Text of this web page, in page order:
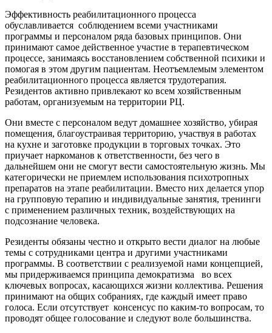
Эффективность реабилитационного процесса
обуславливается соблюдением всеми участниками
программы и персоналом ряда базовых принципов. Они
принимают самое действенное участие в терапевтическом
процессе, занимаясь восстановлением собственной психики и
помогая в этом другим пациентам. Неотъемлемым элементом
реабилитационного процесса является трудотерапия.
Резидентов активно привлекают ко всем хозяйственным
работам, организуемым на территории РЦ.
Они вместе с персоналом ведут домашнее хозяйство, убирая
помещения, благоустраивая территорию, участвуя в работах
на кухне и заготовке продукции в торговых точках. Это
приучает наркоманов к ответственности, без чего в
дальнейшем они не смогут вести самостоятельную жизнь. Мы
категорически не приемлем использования психотропных
препаратов на этапе реабилитации. Вместо них делается упор
на групповую терапию и индивидуальные занятия, тренинги
с применением различных техник, воздействующих на
подсознание человека.
Резиденты обязаны честно и открыто вести диалог на любые
темы с сотрудниками центра и другими участниками
программы. В соответствии с реализуемой нами концепцией,
мы придерживаемся принципа демократизма
во всех
ключевых вопросах, касающихся жизни коллектива. Решения
принимают на общих собраниях, где каждый имеет право
голоса. Если отсутствует консенсус по каким-то вопросам, то
проводят общее голосование и следуют воле большинства.